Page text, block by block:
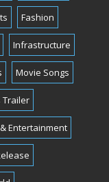
Fashion
Infrastructure
Movie Songs
Trailer
Entertainment